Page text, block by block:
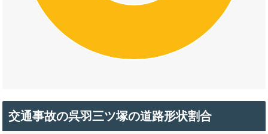
交通事故の呉羽三ツ塚の道路形状割合